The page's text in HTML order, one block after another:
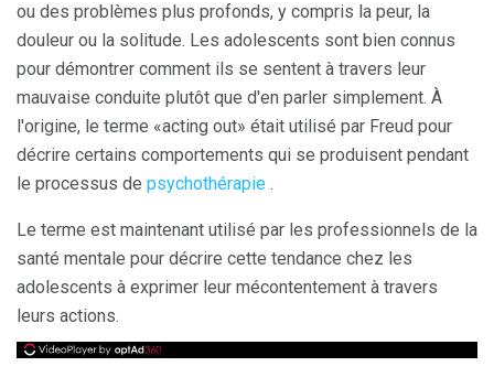
ou des problèmes plus profonds, y compris la peur, la
douleur ou la solitude. Les adolescents sont bien connus
pour démontrer comment ils se sentent à travers leur
mauvaise conduite plutôt que d'en parler simplement. À
l'origine, le terme «acting out» était utilisé par Freud pour
décrire certains comportements qui se produisent pendant
le processus de psychothérapie .
Le terme est maintenant utilisé par les professionnels de la
santé mentale pour décrire cette tendance chez les
adolescents à exprimer leur mécontentement à travers
leurs actions.